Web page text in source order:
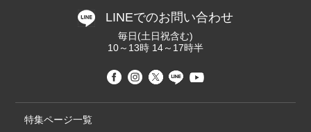
LINEでのお問い合わせ
毎日(土日祝含む)
10～13時 14～17時半
特集ページ一覧